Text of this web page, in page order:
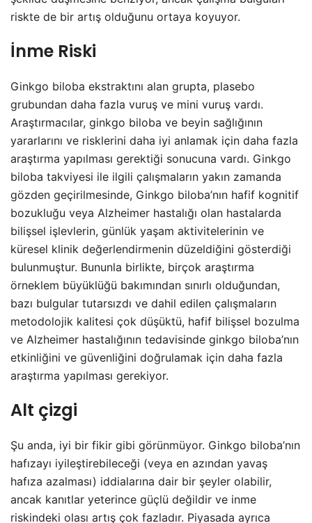
riskte de bir artış olduğunu ortaya koyuyor.
İnme Riski
Ginkgo biloba ekstraktını alan grupta, plasebo
grubundan daha fazla vuruş ve mini vuruş vardı.
Araştırmacılar, ginkgo biloba ve beyin sağlığının
yararlarını ve risklerini daha iyi anlamak için daha fazla
araştırma yapılması gerektiği sonucuna vardı. Ginkgo
biloba takviyesi ile ilgili çalışmaların yakın zamanda
gözden geçirilmesinde, Ginkgo biloba’nın hafif kognitif
bozukluğu veya Alzheimer hastalığı olan hastalarda
bilişsel işlevlerin, günlük yaşam aktivitelerinin ve
küresel klinik değerlendirmenin düzeldiğini gösterdiği
bulunmuştur. Bununla birlikte, birçok araştırma
örneklem büyüklüğü bakımından sınırlı olduğundan,
bazı bulgular tutarsızdı ve dahil edilen çalışmaların
metodolojik kalitesi çok düşüktü, hafif bilişsel bozulma
ve Alzheimer hastalığının tedavisinde ginkgo biloba’nın
etkinliğini ve güvenliğini doğrulamak için daha fazla
araştırma yapılması gerekiyor.
Alt çizgi
Şu anda, iyi bir fikir gibi görünmüyor. Ginkgo biloba’nın
hafızayı iyileştirebileceği (veya en azından yavaş
hafıza azalması) iddialarına dair bir şeyler olabilir,
ancak kanıtlar yeterince güçlü değildir ve inme
riskindeki olası artış çok fazladır. Piyasada ayrıca